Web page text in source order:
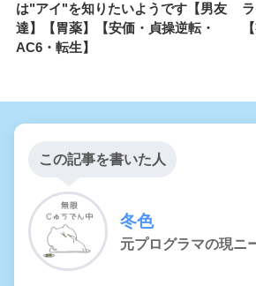
は"アイ"を知りたいようです【男友
達】【胃薬】【安価・貞操逆転・
AC6・転生】
この記事を書いた人
冬色
元プログラマの現ニ